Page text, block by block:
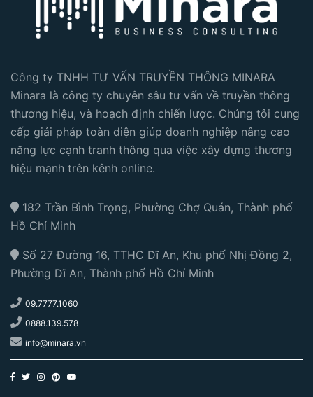
Công ty TNHH TƯ VẤN TRUYỀN THÔNG MINARA
Minara là công ty chuyên sâu tư vấn về truyền thông
thương hiệu, và hoạch định chiến lược. Chúng tôi cung
cấp giải pháp toàn diện giúp doanh nghiệp nâng cao
năng lực cạnh tranh thông qua việc xây dựng thương
hiệu mạnh trên kênh online.
182 Trần Bình Trọng, Phường Chợ Quán, Thành phố
Hồ Chí Minh
Số 27 Đường 16, TTHC Dĩ An, Khu phố Nhị Đồng 2,
Phường Dĩ An, Thành phố Hồ Chí Minh
09.7777.1060
0888.139.578
info@minara.vn